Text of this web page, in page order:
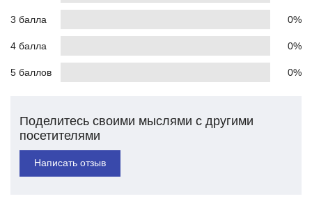
3 балла 0%
4 балла 0%
5 баллов 0%
Поделитесь своими мыслями с другими
посетителями
Написать отзыв